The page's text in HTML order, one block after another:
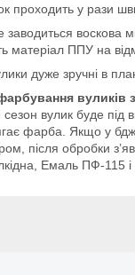
проходить у рази
воскова
матеріал ППУ на
дуже зручні в
вуликів
сезон вулик буде під
фарба. Якщо у
після обробки
Емаль ПФ-115